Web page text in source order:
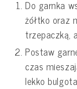
Do garnka
żółtko oraz
trzepaczką,
Postaw
czas
lekko